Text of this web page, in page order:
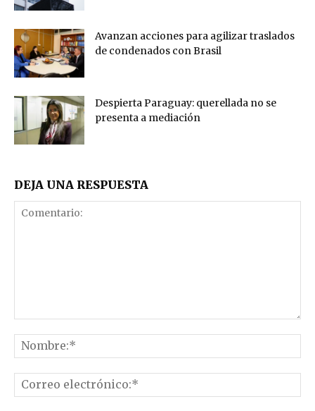
Avanzan acciones para agilizar traslados
de condenados con Brasil
Despierta Paraguay: querellada no se
presenta a mediación
DEJA UNA RESPUESTA